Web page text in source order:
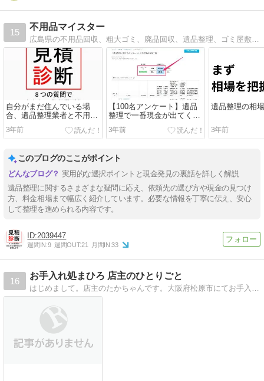
15
不用品マイスター
広島県の不用品回収、粗大ゴミ、廃品回収、遺品整理、ゴミ屋敷清掃の業者 口コミや評判をお届けするポータルサイトです
自分がまだ住んでいる場
合、遺品整理業者と不用品
回収業者、どちらが最適な
選択なのか？
3年前
【100名アンケート】遺品
整理で一番現金が出てくる
所は〇〇です！
3年前
遺品整理の相
3年前
このブログのここがポイント
実用的な選択ポイントと現金発見の裏話を詳しく解説
遺品整理に関するさまざまな疑問に応え、依頼先の選び方や現金の見つけ
方、料金相場まで幅広く紹介しています。必要な情報を丁寧に伝え、安心
して整理を進められる内容です。
2039447
週間IN:9 週間OUT:21 月間IN:33
16
お手入れ処まひろ 店主のひとりごと
はじめまして。店主のたかちゃんです。大阪府松原市にてお手入れ処まひろを営んでいます。日々の生活、仕事、家族の話、育児の話、日々の何気ない事などを綴って参ります。